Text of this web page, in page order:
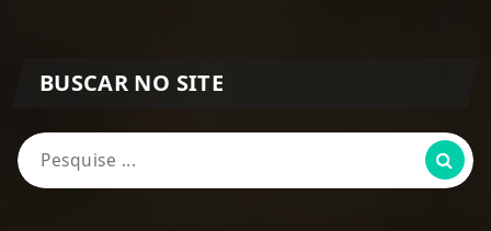
BUSCAR NO SITE
Pesquisa
por: